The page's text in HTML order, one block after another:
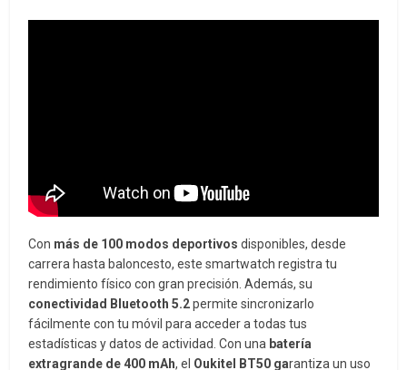
Con más de 100 modos deportivos disponibles, desde
carrera hasta baloncesto, este smartwatch registra tu
rendimiento físico con gran precisión. Además, su
conectividad Bluetooth 5.2permite sincronizarlo
fácilmente con tu móvil para acceder a todas tus
estadísticas y datos de actividad. Con una batería
extragrande de 400 mAh, el Oukitel BT50 garantiza un uso